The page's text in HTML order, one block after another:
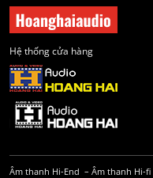
Hệ thống cửa hàng
Âm thanh Hi-End – Âm thanh Hi-fi